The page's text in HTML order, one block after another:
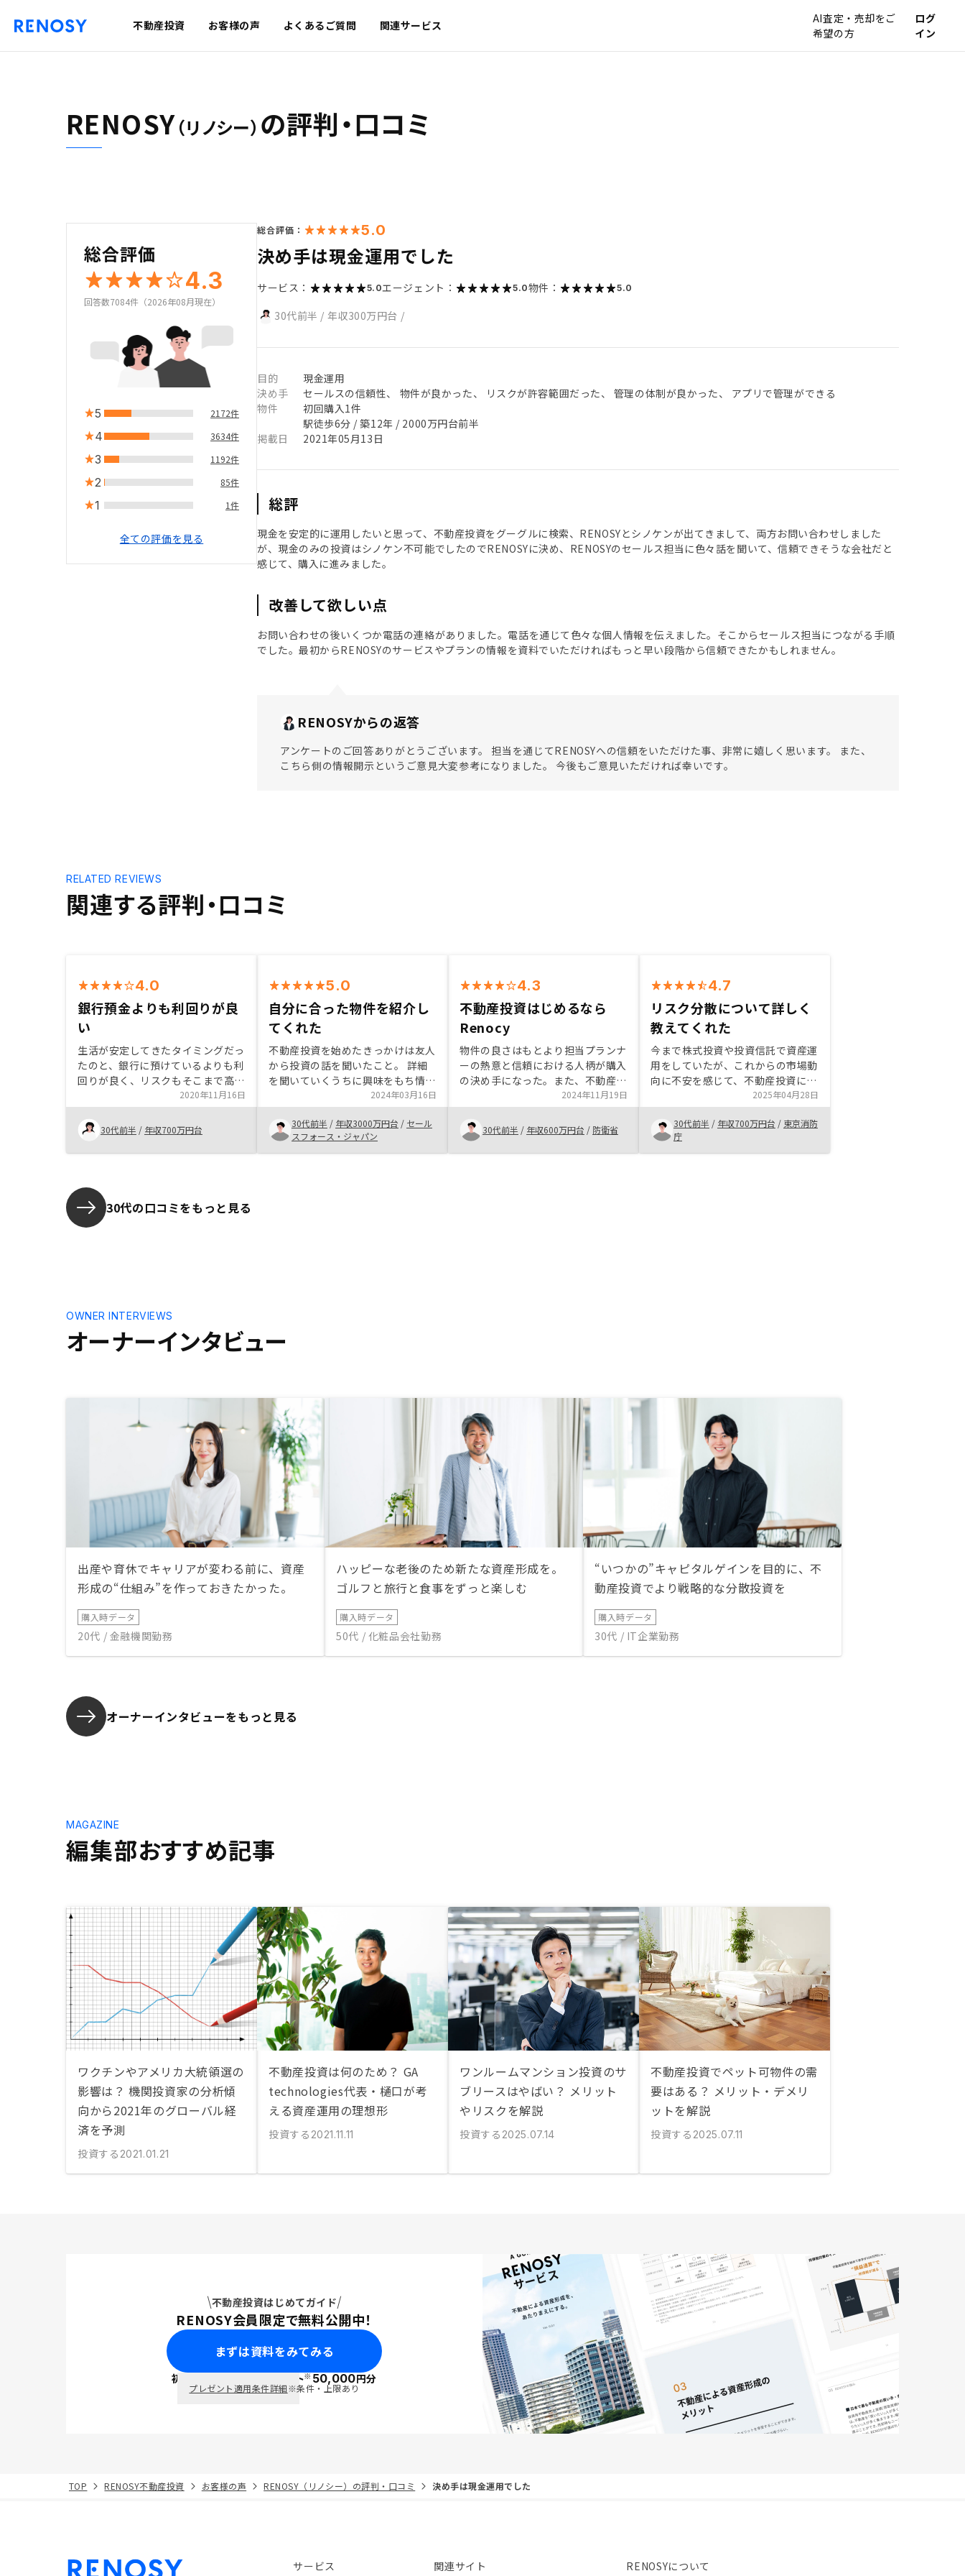
不動産投資 お客様の声 よくあるご質問 関連サービス
AI査定・売却をご
希望の方
ログ
イン
RENOSY（リノシー） の評判・口コミ
総合評価
4.3
回答数7084件（2026年08月現在）
5 2172件
4 3634件
3 1192件
2 85件
1 1件
全ての評価を見る
総合評価： 5.0
決め手は現金運用でした
サービス： 5.0エージェント： 5.0物件： 5.0
30代前半 / 年収300万円台 /
目的
現金運用
決め手
セールスの信頼性、 物件が良かった、 リスクが許容範囲だった、 管理の体制が良かった、 アプリで管理ができる
物件
初回購入1件
駅徒歩6分 / 築12年 / 2000万円台前半
掲載日
2021年05月13日
総評
現金を安定的に運用したいと思って、不動産投資をグーグルに検索、RENOSYとシノケンが出てきまして、両方お問い合わせしました
が、現金のみの投資はシノケン不可能でしたのでRENOSYに決め、RENOSYのセールス担当に色々話を聞いて、信頼できそうな会社だと
感じて、購入に進みました。
改善して欲しい点
お問い合わせの後いくつか電話の連絡がありました。電話を通じて色々な個人情報を伝えました。そこからセールス担当につながる手順
でした。最初からRENOSYのサービスやプランの情報を資料でいただければもっと早い段階から信頼できたかもしれません。
RENOSYからの返答
アンケートのご回答ありがとうございます。 担当を通じてRENOSYへの信頼をいただけた事、非常に嬉しく思います。 また、
こちら側の情報開示というご意見大変参考になりました。 今後もご意見いただければ幸いです。
関連する評判・口コミ
RELATED REVIEWS
4.0
銀行預金よりも利回りが良
い
生活が安定してきたタイミングだっ
たのと、銀行に預けているよりも利
回りが良く、リスクもそこまで高く
ないとわかったから特にありません
2020年11月16日
30代前半 / 年収700万円台
5.0
自分に合った物件を紹介し
てくれた
不動産投資を始めたきっかけは友人
から投資の話を聞いたこと。 詳細
を聞いていくうちに興味をもち情報
収集を開始。 御社には友人の紹介
で打ち合わせ実施しました。 提案
内容と物件の良さが決め手で購入し
ました。
2024年03月16日
30代前半 / 年収3000万円台 / セール
スフォース・ジャパン
4.3
不動産投資はじめるなら
Renocy
物件の良さはもとより担当プランナ
ーの熱意と信頼における人柄が購入
の決め手になった。また、不動産投
資を始めるにあたり、メリット・デ
メリット等の細部に至るまで説明を
受けたことで、安心して物件購入す
ることができた。税金面や保険の手
続きに関して、手続きの進め方が把
2024年11月19日
30代前半 / 年収600万円台 / 防衛省
4.7
リスク分散について詳しく
教えてくれた
今まで株式投資や投資信託で資産運
用をしていたが、これからの市場動
向に不安を感じて、不動産投資に興
味を持ち、RENOSYに問い合わせを
しました。不動産は株価暴落時でも
値動きがほぼ変わらず、リスク分散
になると聞き購入を検討し始めまし
た。昨年住宅を購入したこともあ
2025年04月28日
30代前半 / 年収700万円台 / 東京消防
庁
30代の口コミをもっと見る
オーナーインタビュー
OWNER INTERVIEWS
出産や育休でキャリアが変わる前に、資産
形成の“仕組み”を作っておきたかった。
購入時データ
20代 / 金融機関勤務
ハッピーな老後のため新たな資産形成を。
ゴルフと旅行と食事をずっと楽しむ
購入時データ
50代 / 化粧品会社勤務
“いつかの”キャピタルゲインを目的に、不
動産投資でより戦略的な分散投資を
購入時データ
30代 / IT企業勤務
オーナーインタビューをもっと見る
編集部おすすめ記事
MAGAZINE
ワクチンやアメリカ大統領選の
影響は？ 機関投資家の分析傾
向から2021年のグローバル経
済を予測
投資する 2021.01.21
不動産投資は何のため？ GA
technologies代表・樋口が考
える資産運用の理想形
投資する 2021.11.11
ワンルームマンション投資のサ
ブリースはやばい？ メリット
やリスクを解説
投資する 2025.07.14
不動産投資でペット可物件の需
要はある？ メリット・デメリ
ットを解説
投資する 2025.07.11
不動産投資はじめてガイド
RENOSY会員限定で無料公開中！
まずは資料をみてみる
初回面談で ポイント※50,000円分
プレゼント適用条件詳細※条件・上限あり
TOP RENOSY不動産投資 お客様の声 RENOSY（リノシー）の評判・口コミ 決め手は現金運用でした
サービス
関連サイト
RENOSYについて